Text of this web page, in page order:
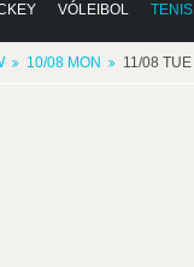
VÓLEIBOL TENIS
10/08 MON 11/08 TUE